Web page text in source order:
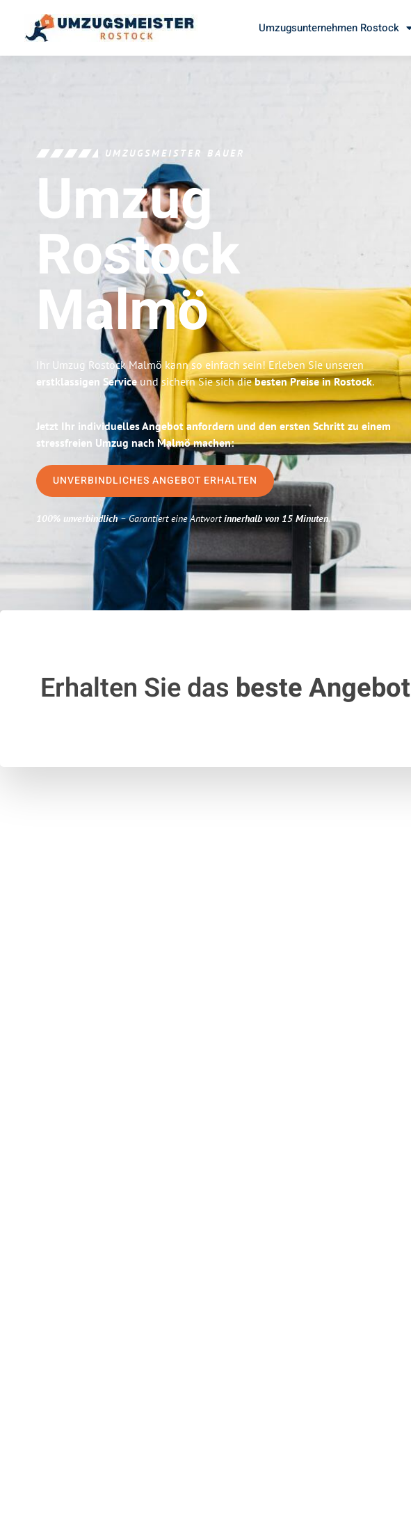
Umzugsunternehmen Rostock
UMZUGSMEISTER BAUER
Umzug
Rostock
Malmö
Ihr Umzug Rostock Malmö kann so einfach sein! Erleben Sie unseren
erstklassigen Serviceund sichern Sie sich diebesten Preise in Rostock.
Jetzt Ihr individuelles Angebot anfordern und den ersten Schritt zu einem
stressfreien Umzug nach Malmö machen:
UNVERBINDLICHES ANGEBOT ERHALTEN
100% unverbindlich– Garantiert eine Antwortinnerhalb von 15 Minuten.
Erhalten Sie das beste Angebot